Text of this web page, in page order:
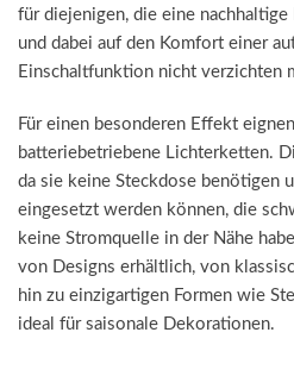
für diejenigen, die eine
und dabei auf den Komfort einer
Einschaltfunktion nicht verzichten
Für einen besonderen Effekt
batteriebetriebene Lichterketten.
da sie keine Steckdose benötigen
eingesetzt werden können, die
keine Stromquelle in der Nähe
von Designs erhältlich, von
hin zu einzigartigen Formen wie
ideal für saisonale Dekorationen.